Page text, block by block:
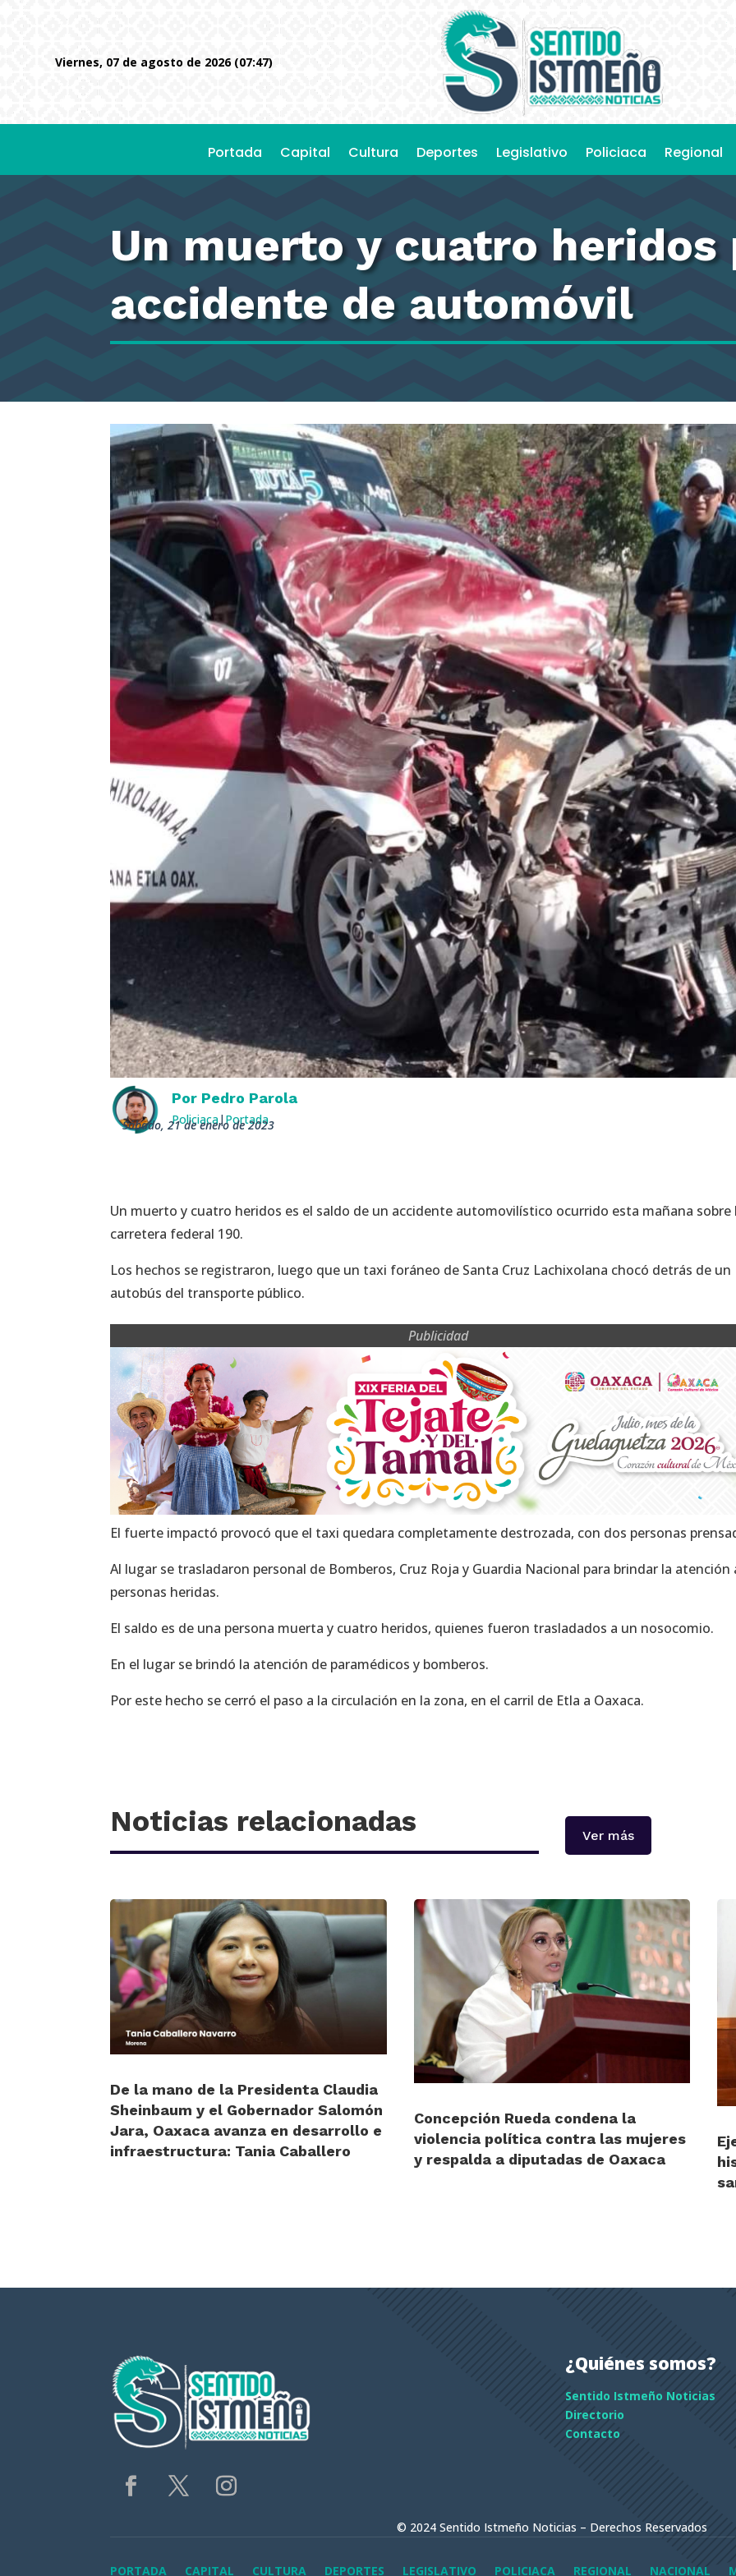
viernes, 07 de agosto de 2026 (07:47)
Portada Capital Cultura Deportes Legislativo Policiaca Regional
Un muerto y cuatro heridos
accidente de automóvil
Por Pedro Parola
Policiaca|Portada
sábado, 21 de enero de 2023
Un muerto y cuatro heridos es el saldo de un accidente automovilístico ocurrido esta mañana sobre
carretera federal 190.
Los hechos se registraron, luego que un taxi foráneo de Santa Cruz Lachixolana chocó detrás de un
autobús del transporte público.
Publicidad
El fuerte impactó provocó que el taxi quedara completamente destrozada, con dos personas
Al lugar se trasladaron personal de Bomberos, Cruz Roja y Guardia Nacional para brindar la atención
personas heridas.
El saldo es de una persona muerta y cuatro heridos, quienes fueron trasladados a un nosocomio.
En el lugar se brindó la atención de paramédicos y bomberos.
Por este hecho se cerró el paso a la circulación en la zona, en el carril de Etla a Oaxaca.
Noticias relacionadas Ver más
De la mano de la Presidenta Claudia
Sheinbaum y el Gobernador Salomón
Jara, Oaxaca avanza en desarrollo e
infraestructura: Tania Caballero
Concepción Rueda condena la
violencia política contra las mujeres
y respalda a diputadas de Oaxaca
¿Quiénes somos?
Sentido Istmeño Noticias
Directorio
Contacto
© 2024 Sentido Istmeño Noticias – Derechos Reservados
PORTADA CAPITAL CULTURA DEPORTES LEGISLATIVO POLICIACA REGIONAL NACIONAL